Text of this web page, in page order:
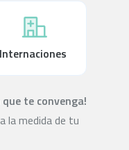
Internaciones
te convenga!
la medida de tu